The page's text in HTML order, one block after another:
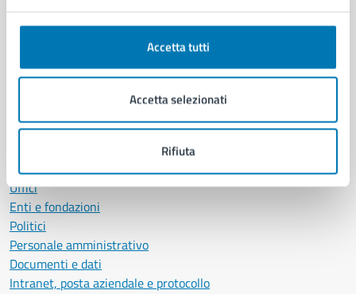
Accetta tutti
Accetta selezionati
Rifiuta
Comune di Napoli
Aree amministrative
Municipalità
Uffici
Enti e fondazioni
Politici
Personale amministrativo
Documenti e dati
Intranet, posta aziendale e protocollo